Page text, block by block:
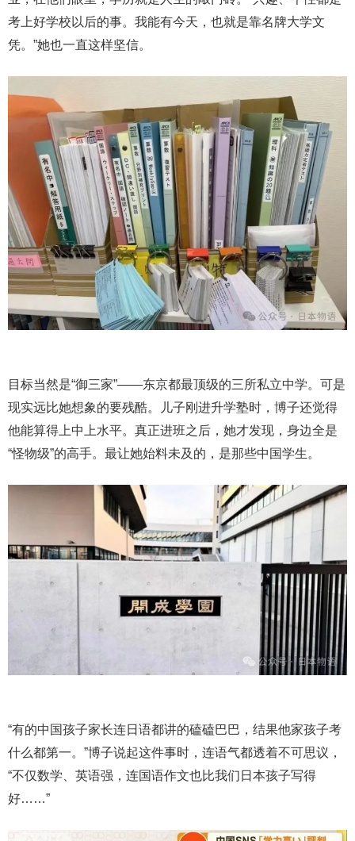
考上好学校以后的事。我能有今天，也就是靠名牌大学文
凭。”她也一直这样坚信。
目标当然是“御三家”——东京都最顶级的三所私立中学。可是
现实远比她想象的要残酷。儿子刚进升学塾时，博子还觉得
他能算得上中上水平。真正进班之后，她才发现，身边全是
“怪物级”的高手。最让她始料未及的，是那些中国学生。
“有的中国孩子家长连日语都讲的磕磕巴巴，结果他家孩子考
什么都第一。”博子说起这件事时，连语气都透着不可思议，
“不仅数学、英语强，连国语作文也比我们日本孩子写得
好……”